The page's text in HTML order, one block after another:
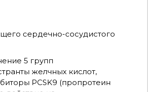
сердечно-сосудистого
5 групп
желчных кислот,
PCSK9 (пропротеин